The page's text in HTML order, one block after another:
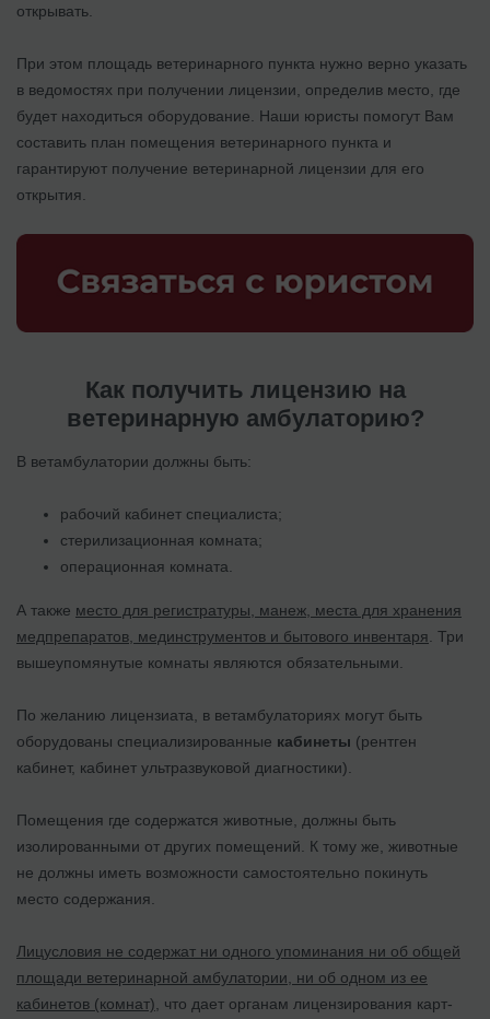
открывать.
При этом площадь ветеринарного пункта нужно верно указать
в ведомостях при получении лицензии, определив место, где
будет находиться оборудование. Наши юристы помогут Вам
составить план помещения ветеринарного пункта и
гарантируют получение ветеринарной лицензии для его
открытия.
Как получить лицензию на
ветеринарную амбулаторию?
В ветамбулатории должны быть:
рабочий кабинет специалиста;
стерилизационная комната;
операционная комната.
А также место для регистратуры, манеж, места для хранения
медпрепаратов, мединструментов и бытового инвентаря . Три
вышеупомянутые комнаты являются обязательными.
По желанию лицензиата, в ветамбулаториях могут быть
оборудованы специализированные кабинеты (рентген
кабинет, кабинет ультразвуковой диагностики).
Помещения где содержатся животные, должны быть
изолированными от других помещений. К тому же, животные
не должны иметь возможности самостоятельно покинуть
место содержания.
Лицусловия не содержат ни одного упоминания ни об общей
площади ветеринарной амбулатории, ни об одном из ее
кабинетов (комнат),
что дает органам лицензирования карт-